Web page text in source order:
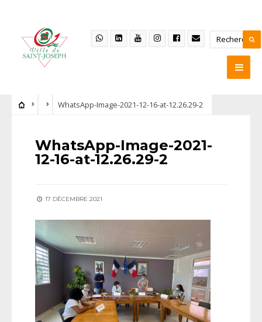
WhatsApp-Image-2021-12-16-at-12.26.29-2
WhatsApp-Image-2021-
12-16-at-12.26.29-2
17 DÉCEMBRE 2021